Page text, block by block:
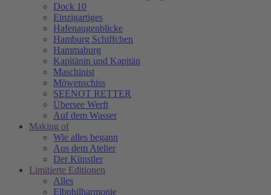
Dock 10
Einzigartiges
Hafenaugen­blicke
Hamburg Schiffchen
Hammaburg
Kapitänin und Kapitän
Maschinist
Möwenschiss
SEENOT RETTER
Übersee Werft
Auf dem Wasser
Making of
Wie alles begann
Aus dem Atelier
Der Künstler
Limitierte Editionen
Alles
Elbphilharmonie